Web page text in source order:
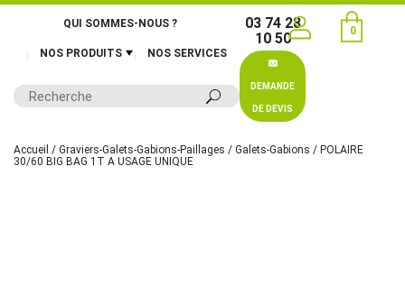
QUI SOMMES-NOUS ?
NOS PRODUITS NOS SERVICES
03 74 28
10 50
DEMANDE
DE DEVIS
0
Accueil / Graviers-Galets-Gabions-Paillages / Galets-Gabions / POLAIRE
30/60 BIG BAG 1T A USAGE UNIQUE